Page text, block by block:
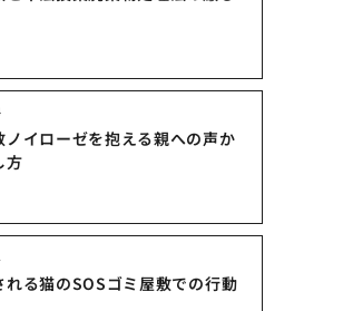
ノイローゼを抱える親への声か
方
れる猫のSOSゴミ屋敷での行動